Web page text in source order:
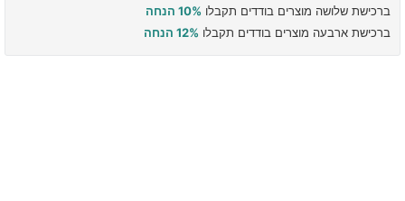
ברכישת שלושה מוצרים בודדים תקבלו 10% הנחה
ברכישת ארבעה מוצרים בודדים תקבלו 12% הנחה